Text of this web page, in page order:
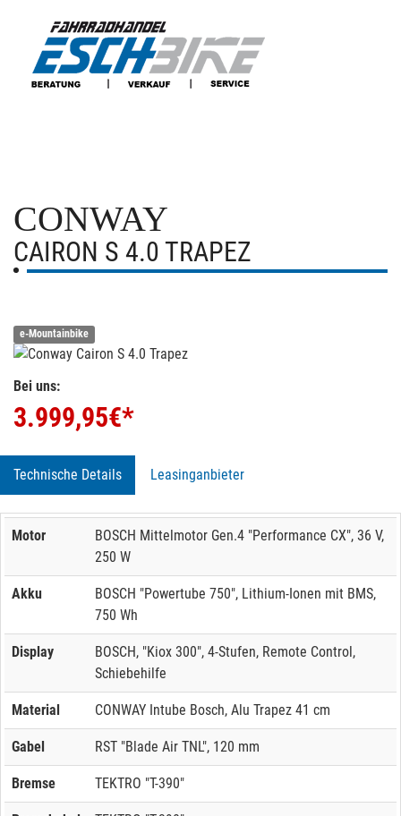
CONWAY
CAIRON S 4.0 TRAPEZ
e-Mountainbike
Bei uns:
3.999,95€*
Technische Details Leasinganbieter
Motor
BOSCH Mittelmotor Gen.4 "Performance CX", 36 V,
250 W
Akku
BOSCH "Powertube 750", Lithium-Ionen mit BMS,
750 Wh
Display
BOSCH, "Kiox 300", 4-Stufen, Remote Control,
Schiebehilfe
Material CONWAY Intube Bosch, Alu Trapez 41 cm
Gabel RST "Blade Air TNL", 120 mm
Bremse TEKTRO "T-390"